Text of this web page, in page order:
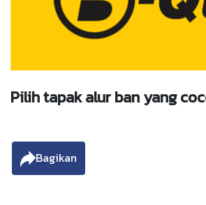
Pilih tapak alur ban yang
Bagikan